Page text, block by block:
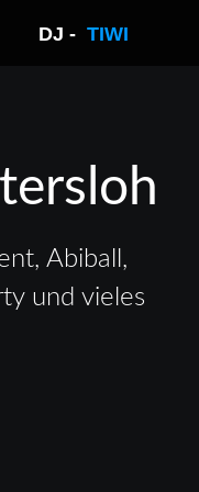
Abiball,
und vieles
DJ - TIWI